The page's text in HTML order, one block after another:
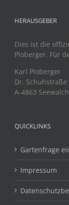
HERAUSGEBER
Dies ist die
Ploberger. Für
Karl Ploberger
Dr. Schuhstraße
A-4863
QUICKLINKS
Gartenfrage
Impressum